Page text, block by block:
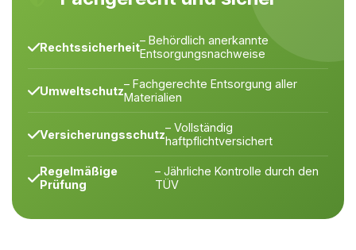
Rechtssicherheit– Behördlich anerkannte
Entsorgungsnachweise
Umweltschutz– Fachgerechte Entsorgung aller
Materialien
Versicherungsschutz– Vollständig
haftpflichtversichert
Regelmäßige
Prüfung
– Jährliche Kontrolle durch den
TÜV